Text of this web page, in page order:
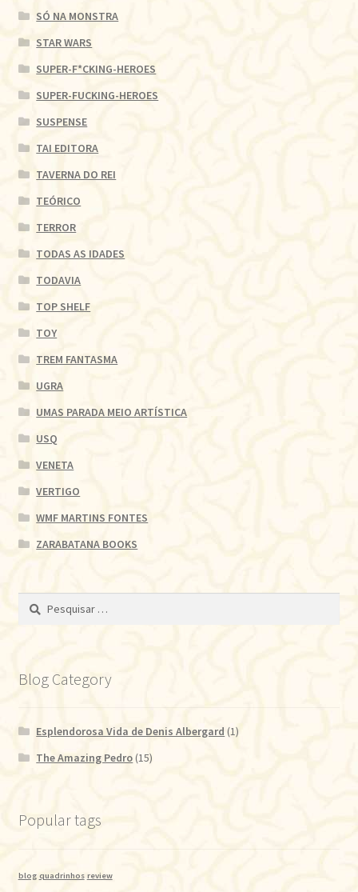
SÓ NA MONSTRA
STAR WARS
SUPER-F*CKING-HEROES
SUPER-FUCKING-HEROES
SUSPENSE
TAI EDITORA
TAVERNA DO REI
TEÓRICO
TERROR
TODAS AS IDADES
TODAVIA
TOP SHELF
TOY
TREM FANTASMA
UGRA
UMAS PARADA MEIO ARTÍSTICA
USQ
VENETA
VERTIGO
WMF MARTINS FONTES
ZARABATANA BOOKS
Pesquisar
Blog Category
Esplendorosa Vida de Denis Albergard (1)
The Amazing Pedro (15)
Popular tags
blog quadrinhos review